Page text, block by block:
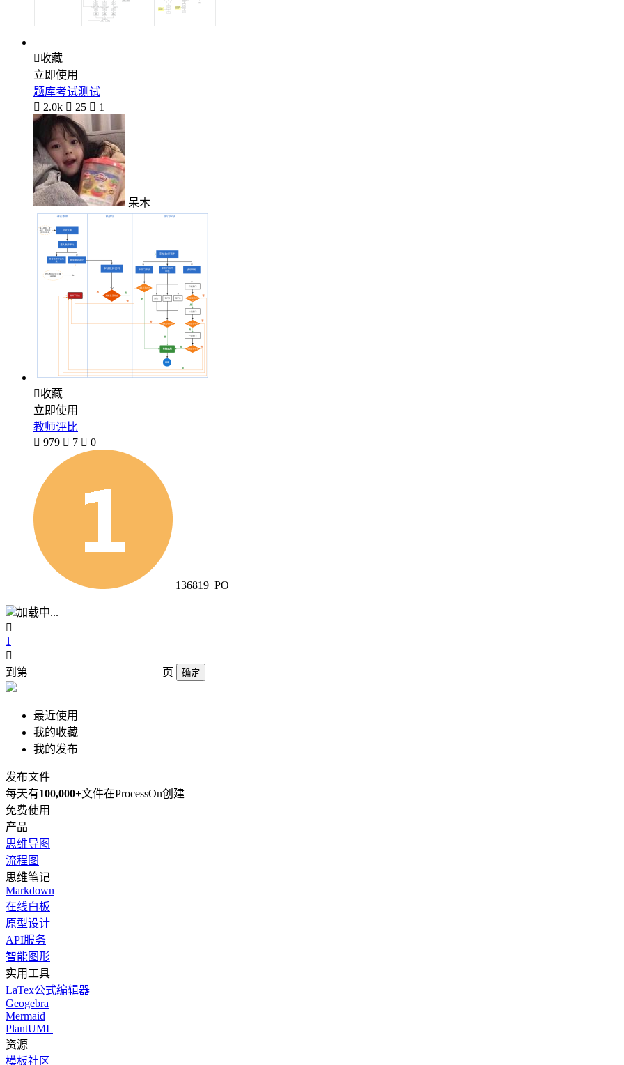
收藏
立即使用
题库考试测试
 2.0k  25  1
呆木
收藏
立即使用
教师评比
 979  7  0
136819_PO
加载中...

1

到第
页 确定
最近使用
我的收藏
我的发布
发布文件
每天有100,000+文件在ProcessOn创建
免费使用
产品
思维导图
流程图
思维笔记
Markdown
在线白板
原型设计
API服务
智能图形
实用工具
LaTex公式编辑器
Geogebra
Mermaid
PlantUML
资源
模板社区